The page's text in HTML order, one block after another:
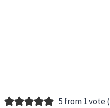
5 from 1 vote (